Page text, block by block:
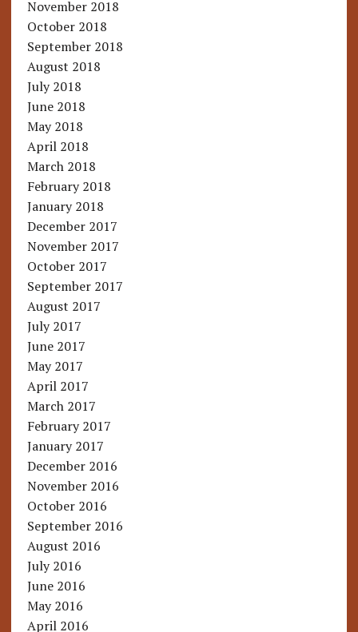
November 2018
October 2018
September 2018
August 2018
July 2018
June 2018
May 2018
April 2018
March 2018
February 2018
January 2018
December 2017
November 2017
October 2017
September 2017
August 2017
July 2017
June 2017
May 2017
April 2017
March 2017
February 2017
January 2017
December 2016
November 2016
October 2016
September 2016
August 2016
July 2016
June 2016
May 2016
April 2016